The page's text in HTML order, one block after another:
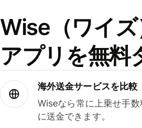
Wise（ワイ
アプリを無料
海外送金サービスを比較
Wiseなら常に上乗せ手数
に送金できます。